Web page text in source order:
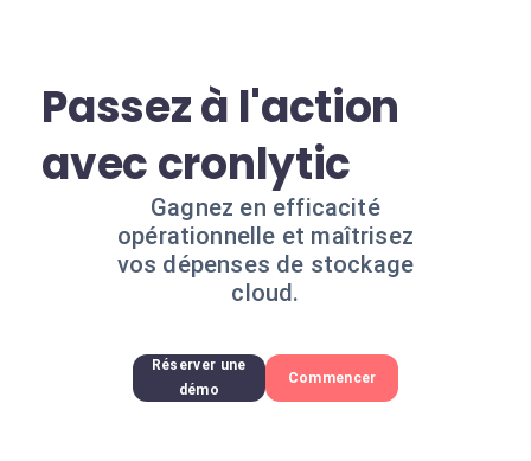
Passez à l'action
avec cronlytic
Gagnez en efficacité
opérationnelle et maîtrisez
vos dépenses de stockage
cloud.
Réserver une
démo
Commencer